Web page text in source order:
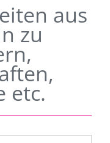
aus
zu
etc.